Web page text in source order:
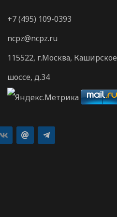
+7 (495) 109-0393
ncpz@ncpz.ru
115522, г.Москва, Каширское
шоссе, д.34